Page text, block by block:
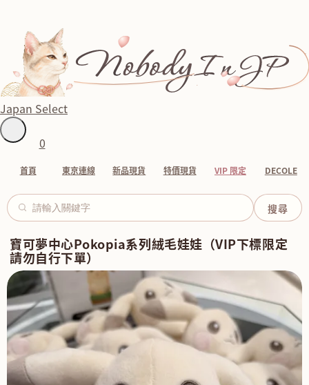
Japan Select
0
首頁 東京連線 新品現貨 特價現貨 VIP 限定 DECOLE
寶可夢中心Pokopia系列絨毛娃娃（VIP下標限定
請勿自行下單）